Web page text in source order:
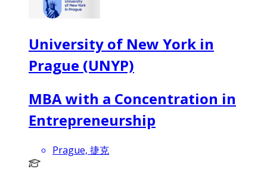
University of New York in
Prague (UNYP)
MBA with a Concentration in
Entrepreneurship
Prague, 捷克